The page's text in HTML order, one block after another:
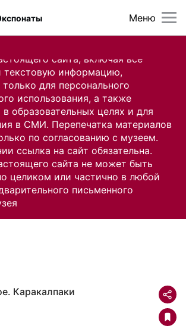
сайта, включая все
текстовую информацию,
для персонального
использования, а также
в образовательных целях и для
в СМИ. Перепечатка материалов
по согласованию с музеем.
ссылка на сайт обязательна.
сайта не может быть
целиком или частично в любой
письменного
Меню
Каракалпаки